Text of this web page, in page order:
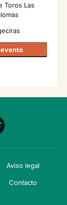
Toros Las
Aviso legal
Contacto